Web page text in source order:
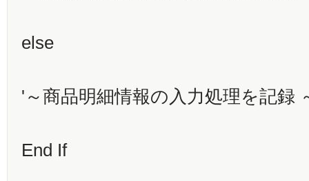
else
'～商品明細情報の入力処理を記録
End If